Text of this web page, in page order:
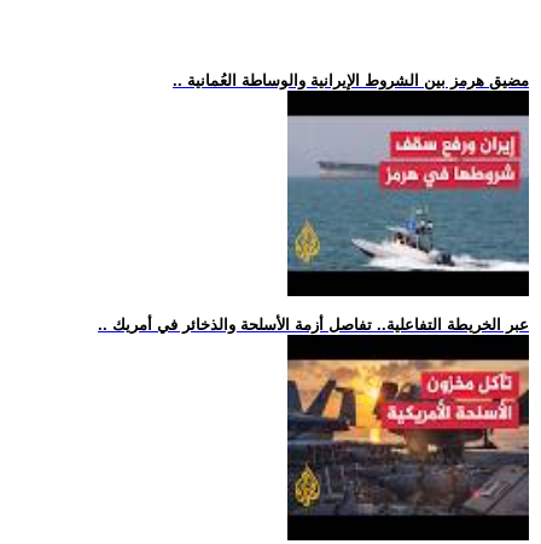
.. مضيق هرمز بين الشروط الإيرانية والوساطة العُمانية
.. عبر الخريطة التفاعلية.. تفاصل أزمة الأسلحة والذخائر في أمريك